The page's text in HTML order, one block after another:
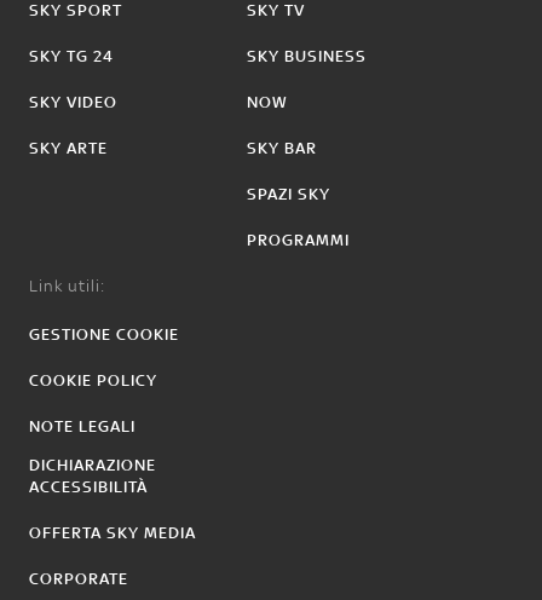
SKY SPORT
SKY TG 24
SKY VIDEO
SKY ARTE
SKY TV
SKY BUSINESS
NOW
SKY BAR
SPAZI SKY
PROGRAMMI
Link utili:
GESTIONE COOKIE
COOKIE POLICY
NOTE LEGALI
DICHIARAZIONE
ACCESSIBILITÀ
OFFERTA SKY MEDIA
CORPORATE